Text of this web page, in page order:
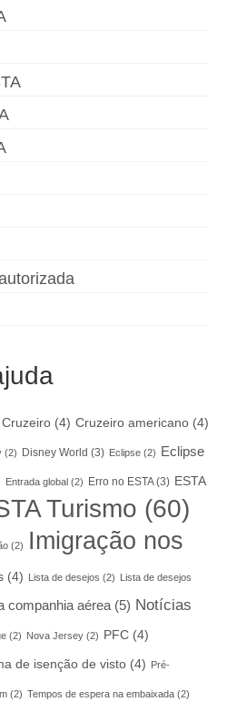
Cruzeiro (4) Cruzeiro americano (4)
(2) Disney World (3) Eclipse (2)
Eclipse
Entrada global (2) Erro no ESTA(3) ESTA
Turismo (60)
(2)
Imigração nos
(4) Lista de desejos (2) Lista de desejos
companhia aérea(5) Notícias
(2) Nova Jersey (2) PFC (4)
de isenção de visto (4) Pré-
(2) Tempos de espera na embaixada (2)